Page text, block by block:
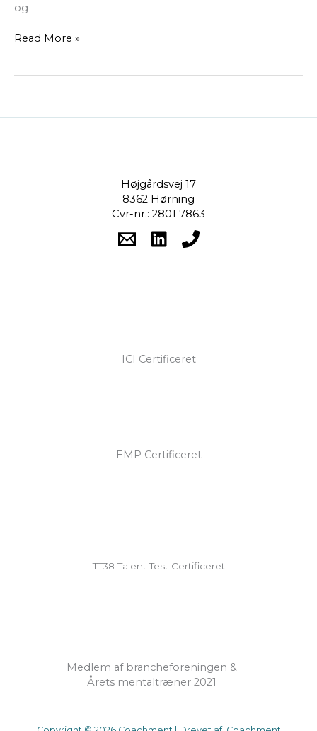
og
Read More »
Højgårdsvej 17
8362 Hørning
Cvr-nr.: 2801 7863
ICI Certificeret
EMP Certificeret
TT38 Talent Test Certificeret
Medlem af brancheforeningen &
Årets mentaltræner 2021